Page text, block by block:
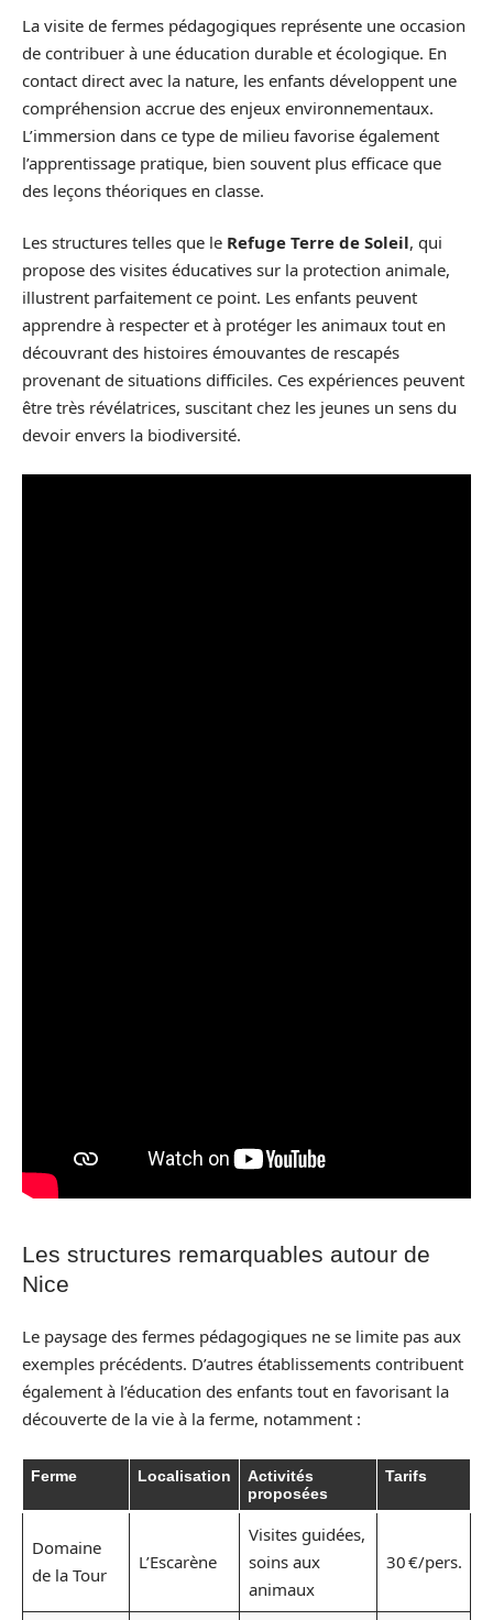
La visite de fermes pédagogiques représente une occasion
de contribuer à une éducation durable et écologique. En
contact direct avec la nature, les enfants développent une
compréhension accrue des enjeux environnementaux.
L’immersion dans ce type de milieu favorise également
l’apprentissage pratique, bien souvent plus efficace que
des leçons théoriques en classe.
Les structures telles que le Refuge Terre de Soleil, qui
propose des visites éducatives sur la protection animale,
illustrent parfaitement ce point. Les enfants peuvent
apprendre à respecter et à protéger les animaux tout en
découvrant des histoires émouvantes de rescapés
provenant de situations difficiles. Ces expériences peuvent
être très révélatrices, suscitant chez les jeunes un sens du
devoir envers la biodiversité.
Les structures remarquables autour de
Nice
Le paysage des fermes pédagogiques ne se limite pas aux
exemples précédents. D’autres établissements contribuent
également à l’éducation des enfants tout en favorisant la
découverte de la vie à la ferme, notamment :
Ferme Localisation
Activités
proposées
Tarifs
Domaine
de la Tour
L’Escarène
Visites guidées,
soins aux
animaux
30 €/pers.